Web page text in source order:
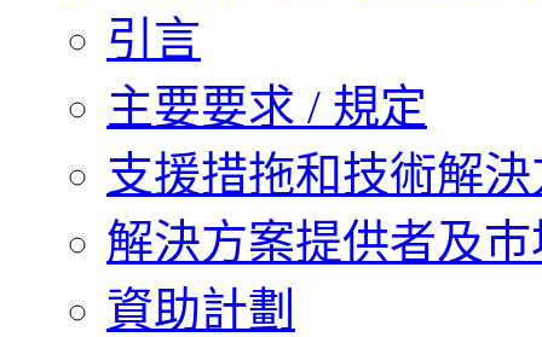
引言
主要要求 / 規定
支援措拖和技術解
解決方案提供者及
資助計劃